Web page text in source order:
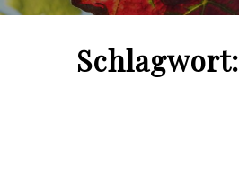
Schlagwort: